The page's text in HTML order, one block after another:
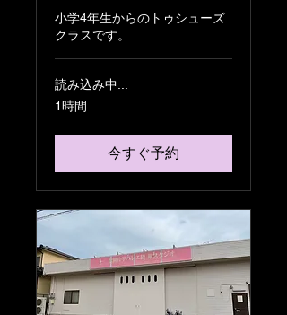
小学4年生からのトゥシューズ
クラスです。
読み込み中...
1時間
今すぐ予約